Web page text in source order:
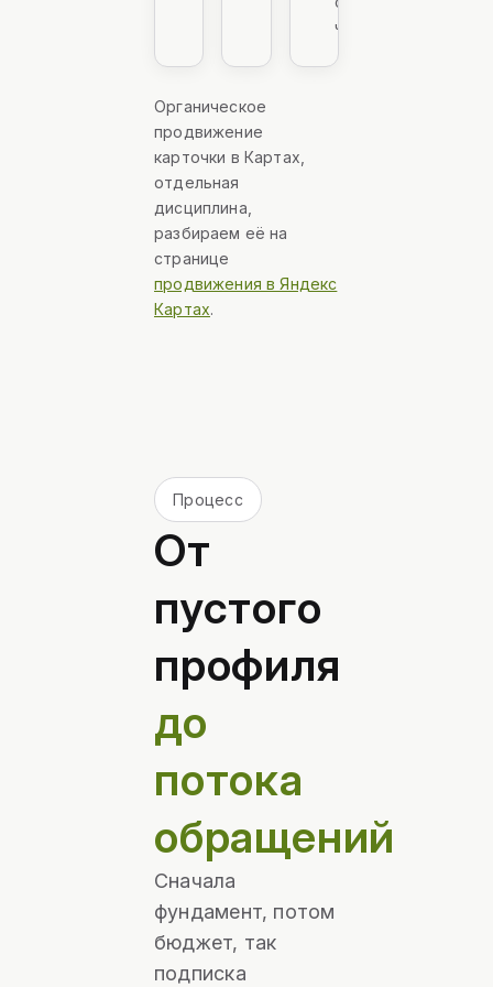
часами
Органическое
продвижение
карточки в Картах,
отдельная
дисциплина,
разбираем её на
странице
продвижения в Яндекс
Картах.
Процесс
От
пустого
профиля
до
потока
обращений
Сначала
фундамент, потом
бюджет, так
подписка